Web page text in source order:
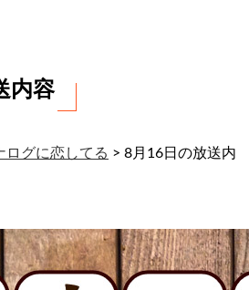
内容
ログに恋してる > 8月16日の放送内